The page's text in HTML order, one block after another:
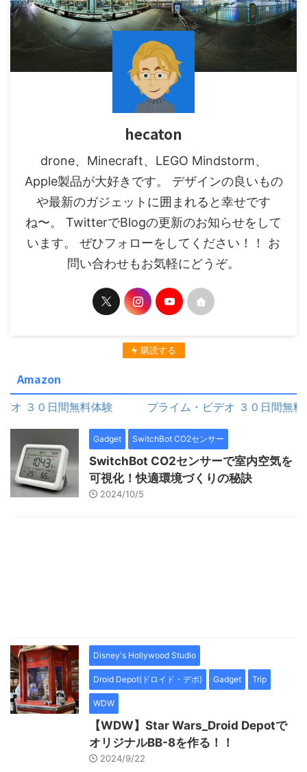
hecaton
drone、Minecraft、LEGO Mindstorm、
Apple製品が大好きです。 デザインの良いもの
や最新のガジェットに囲まれると幸せです
ね〜。 TwitterでBlogの更新のお知らせをして
います。 ぜひフォローをしてください！！ お
問い合わせもお気軽にどうぞ。
購読する
Amazon
日間無料体験 プライム・ビデオ ３０日間無料体験
Gadget SwitchBot CO2センサー
SwitchBot CO2センサーで室内空気を
可視化！快適環境づくりの秘訣
2024/10/5
Disney's Hollywood Studio
Droid Depot(ドロイド・デポ) Gadget Trip
WDW
【WDW】Star Wars_Droid Depotで
オリジナルBB-8を作る！！
2024/9/22